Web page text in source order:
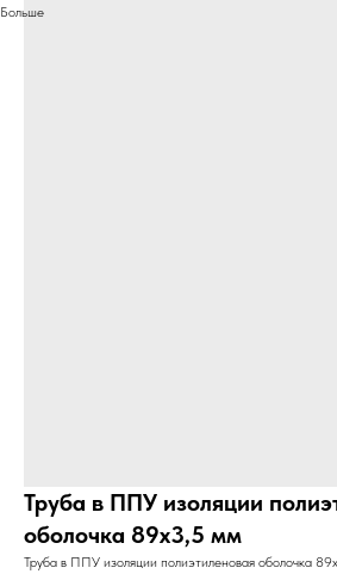
Больше
Труба в ППУ изоляции
оболочка 89х3,5 мм
Труба в ППУ изоляции полиэтиленовая оболочка